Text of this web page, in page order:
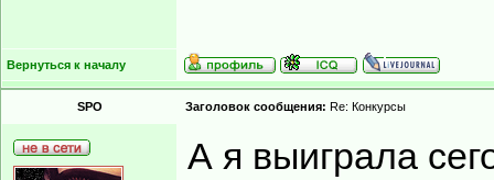
Вернуться к началу
SPO Заголовок сообщения: Re: Конкурсы
А я выиграла